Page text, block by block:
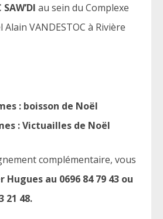
au sein du Complexe
VANDESTOC à Rivière
: boisson de Noël
: Victuailles de Noël
complémentaire, vous
au 0696 84 79 43 ou
21 48.